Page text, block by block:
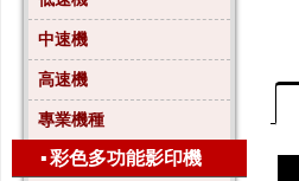
中速機
高速機
專業機種
▪彩色多功能影印機